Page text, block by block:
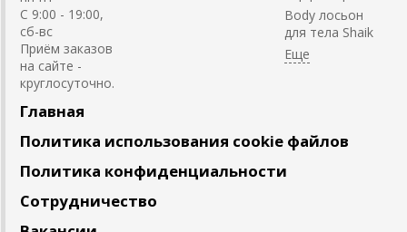
С 9:00 - 19:00,
сб-вс
Приём заказов
на сайте -
круглосуточно.
Body лосьон
для тела Shaik
Главная
Политика использования cookie файлов
Политика конфиденциальности
Сотрудничество